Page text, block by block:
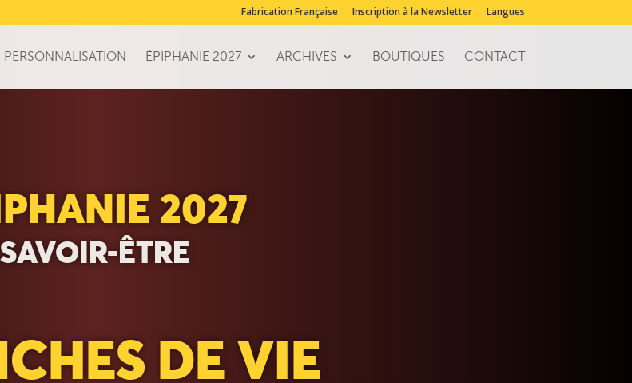
Fabrication Française Inscription à la Newsletter Langues
PERSONNALISATION ÉPIPHANIE 2027 ARCHIVES BOUTIQUES CONTACT
2027
SAVOIR-ÊTRE
DE VIE